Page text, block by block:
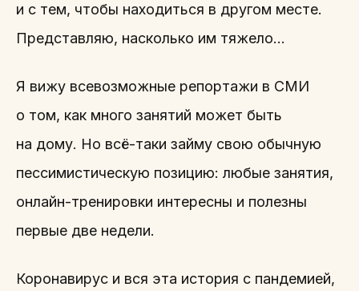
и с тем, чтобы находиться в другом месте.
Представляю, насколько им тяжело…
Я вижу всевозможные репортажи в СМИ
о том, как много занятий может быть
на дому. Но всё-таки займу свою обычную
пессимистическую позицию: любые занятия,
онлайн-тренировки интересны и полезны
первые две недели.
Коронавирус и вся эта история с пандемией,